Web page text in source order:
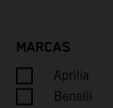
Burundi
MARCAS
Aprilia
Benelli